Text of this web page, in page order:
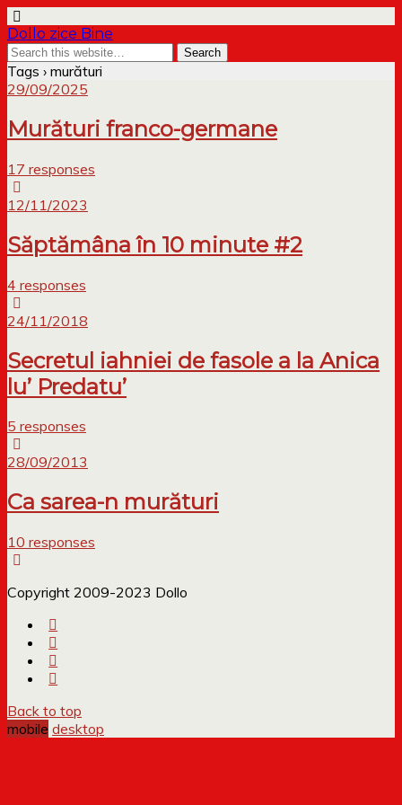
Dollo zice Bine
Tags › murături
29/09/2025
Murături franco-germane
17 responses
12/11/2023
Săptămâna în 10 minute #2
4 responses
24/11/2018
Secretul iahniei de fasole a la Anica
lu’ Predatu’
5 responses
28/09/2013
Ca sarea-n murături
10 responses
Copyright 2009-2023 Dollo
Back to top
mobile desktop